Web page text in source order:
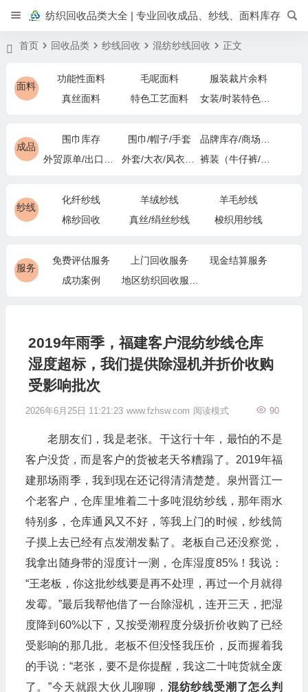
纺织回收品类大全 | 专业回收成品、纱线、面料库存
首页 回收品类 纱线回收 混纺纱线回收 正文
面料
功能性面料 毛呢面料
服装裁片余料
真丝面料
特色工艺面料
成品
围巾库存 围巾/帽子/手套
纱线
化纤纱线 羊绒纱线
羊毛纱线
棉纱回收
真丝/绢丝纱线 梭织用纱线
服务
免费评估服务 上门回收服务
现金结算服务
成功案例
2019年雨季，福建客户混纺纱线仓库
湿度超标，我们提供除湿机并折价收购
受影响批次
2026年6月25日 11:21:23 www.fzhsw.com 90
阅读模式
老朋友们，我是老张。干这行十年，最怕的不是
客户没货，而是客户的货被老天爷糟蹋了。2019年福
建那场雨季，我到现在还记得清清楚楚。泉州晋江一
个老客户，仓库里堆着二十多吨混纺纱线，那年雨水
特别多，仓库通风又不好，等我上门的时候，纱线筒
子摸上去已经有点发潮发黏了。老板自己还没察觉，
我拿出随身带的湿度计一测，仓库湿度85%！我说：
“王老板，你这批纱线要是再不处理，再过一个月就得
发霉。”最后我帮他借了一台除湿机，连开三天，把湿
度降到60%以下，又按受潮程度分级折价收购了已经
受影响的那几批。老板不但没怪我压价，反而握着我
的手说：“老张，要不是你提醒，我这二十吨货就全废
了。”今天就跟大伙儿聊聊， 混纺纱线受潮了怎么判